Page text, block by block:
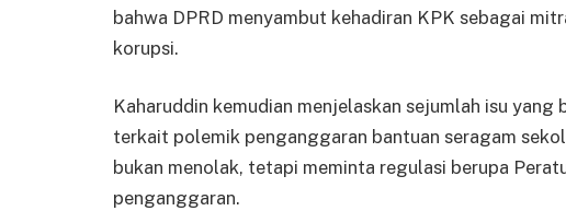
bahwa DPRD menyambut kehadiran KPK sebagai
korupsi.
Kaharuddin kemudian menjelaskan sejumlah isu
terkait polemik penganggaran bantuan seragam
bukan menolak, tetapi meminta regulasi berupa
penganggaran.